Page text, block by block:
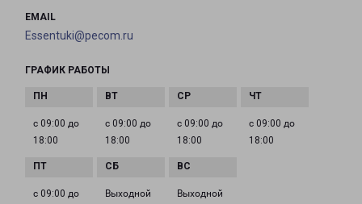
EMAIL
Essentuki@pecom.ru
ГРАФИК РАБОТЫ
с 09:00 до
18:00
с 09:00 до
18:00
с 09:00 до
18:00
с 09:00 до
18:00
с 09:00 до
Выходной Выходной